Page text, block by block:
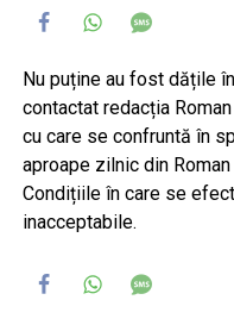
Nu puține au fost dățile
contactat redacția
cu care se confruntă în
aproape zilnic din
Condițiile în care se
inacceptabile.